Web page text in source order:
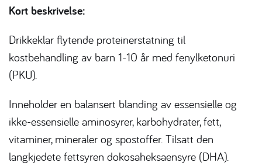
Kort beskrivelse:
Drikkeklar flytende proteinerstatning til
kostbehandling av barn 1-10 år med fenylketonuri
(PKU).
Inneholder en balansert blanding av essensielle og
ikke-essensielle aminosyrer, karbohydrater, fett,
vitaminer, mineraler og spostoffer. Tilsatt den
langkjedete fettsyren dokosaheksaensyre (DHA).